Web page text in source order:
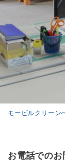
モービルクリーン
お電話での